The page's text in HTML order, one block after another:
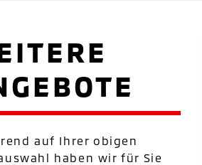
auf Ihrer obigen
haben wir für Sie